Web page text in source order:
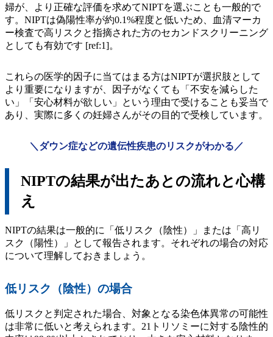
婦が、より正確な評価を求めてNIPTを選ぶことも一般的で
す。NIPTは偽陽性率が約0.1%程度と低いため、血清マーカ
ー検査で高リスクと指摘された方のセカンドスクリーニング
としても有効です [ref:1]。
これらの医学的因子に当てはまる方はNIPTが選択肢として
より重要になりますが、因子がなくても「不安を減らした
い」「安心材料が欲しい」という理由で受けることも妥当で
あり、実際に多くの妊婦さんがその目的で受検しています。
＼ダウン症などの遺伝性疾患のリスクがわかる／
NIPTの結果が出たあとの流れと心構
え
NIPTの結果は一般的に「低リスク（陰性）」または「高リ
スク（陽性）」として報告されます。それぞれの場合の対応
について理解しておきましょう。
低リスク（陰性）の場合
低リスクと判定された場合、対象となる染色体異常の可能性
は非常に低いと考えられます。21トリソミーに対する陰性的